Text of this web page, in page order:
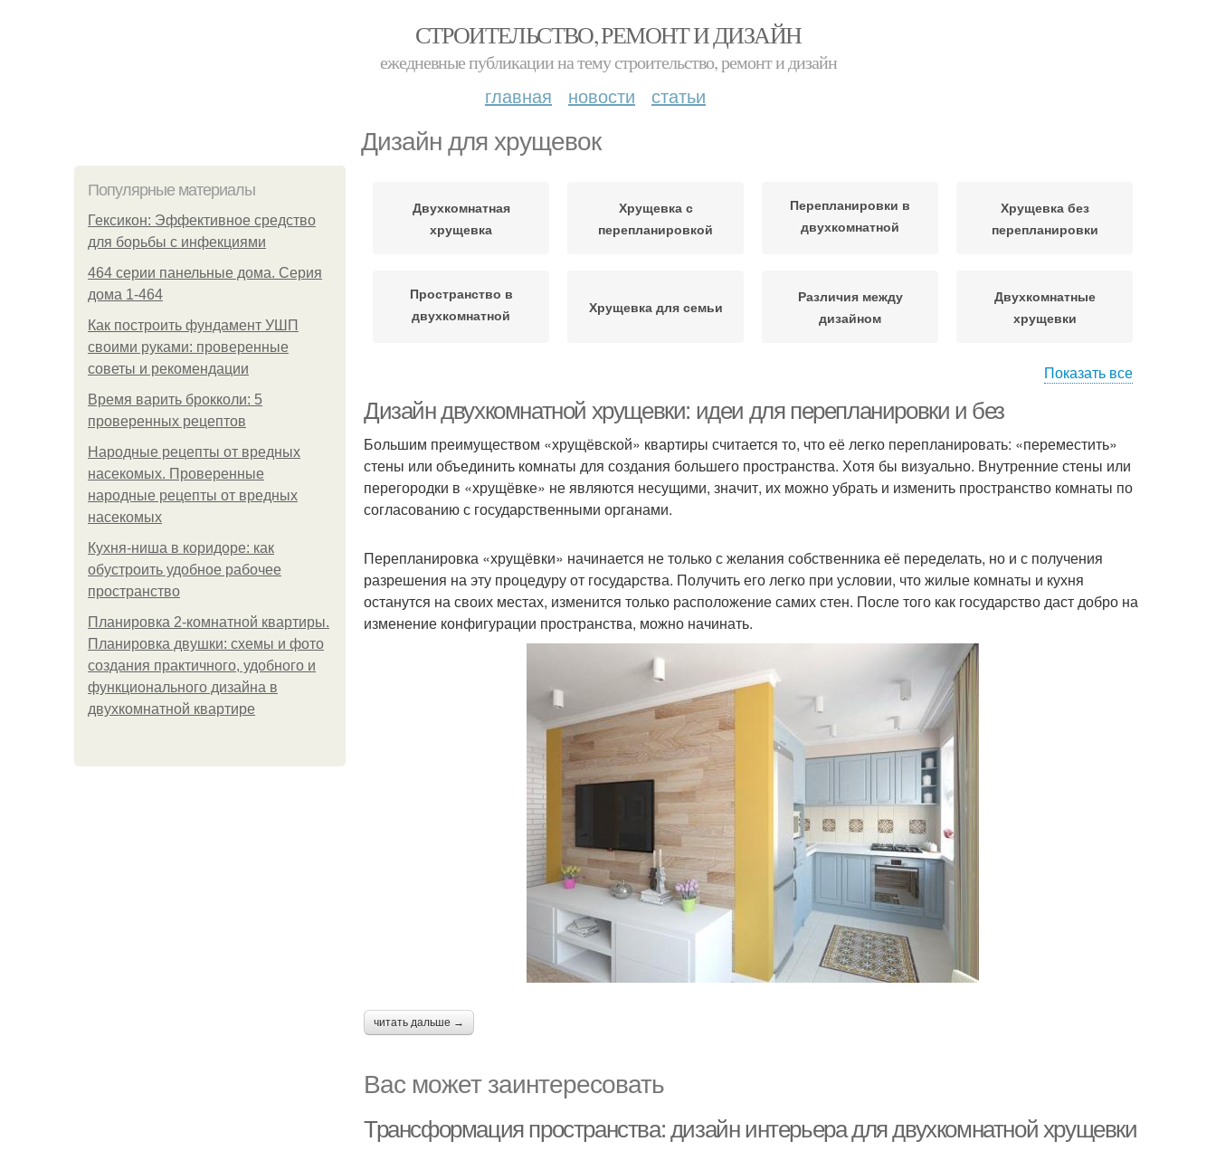
СТРОИТЕЛЬСТВО, РЕМОНТ И ДИЗАЙН
ежедневные публикации на тему строительство, ремонт и дизайн
главная новости статьи
Дизайн для хрущевок
Популярные материалы
Гексикон: Эффективное средство
для борьбы с инфекциями
464 серии панельные дома. Серия
дома 1-464
Как построить фундамент УШП
своими руками: проверенные
советы и рекомендации
Время варить брокколи: 5
проверенных рецептов
Народные рецепты от вредных
насекомых. Проверенные
народные рецепты от вредных
насекомых
Кухня-ниша в коридоре: как
обустроить удобное рабочее
пространство
Планировка 2-комнатной квартиры.
Планировка двушки: схемы и фото
создания практичного, удобного и
функционального дизайна в
двухкомнатной квартире
Двухкомнатная
хрущевка
Хрущевка с
перепланировкой
Перепланировки в
двухкомнатной
Хрущевка без
перепланировки
Пространство в
двухкомнатной
Хрущевка для семьи
Различия между
дизайном
Двухкомнатные
хрущевки
Показать все
Дизайн двухкомнатной хрущевки: идеи для перепланировки и без
Большим преимуществом «хрущёвской» квартиры считается то, что её легко перепланировать: «переместить»
стены или объединить комнаты для создания большего пространства. Хотя бы визуально. Внутренние стены или
перегородки в «хрущёвке» не являются несущими, значит, их можно убрать и изменить пространство комнаты по
согласованию с государственными органами.
Перепланировка «хрущёвки» начинается не только с желания собственника её переделать, но и с получения
разрешения на эту процедуру от государства. Получить его легко при условии, что жилые комнаты и кухня
останутся на своих местах, изменится только расположение самих стен. После того как государство даст добро на
изменение конфигурации пространства, можно начинать.
читать дальше →
Вас может заинтересовать
Трансформация пространства: дизайн интерьера для двухкомнатной хрущевки